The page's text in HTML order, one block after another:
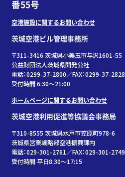
番55号
空港施設に関するお問い合わせ
茨城空港ビル管理事務所
〒311-3416 茨城県小美玉市与沢1601-55
公益財団法人茨城県開発公社
電話：0299-37-2800／FAX：0299-37-2828
受付時間 6:30〜21:00
ホームページに関するお問い合わせ
茨城空港利用促進等協議会事務局
〒310-8555 茨城県水戸市笠原町978-6
茨城県営業戦略部空港振興課内
電話：029-301-2761／FAX：029-301-2749
受付時間 平日8:30～17:15